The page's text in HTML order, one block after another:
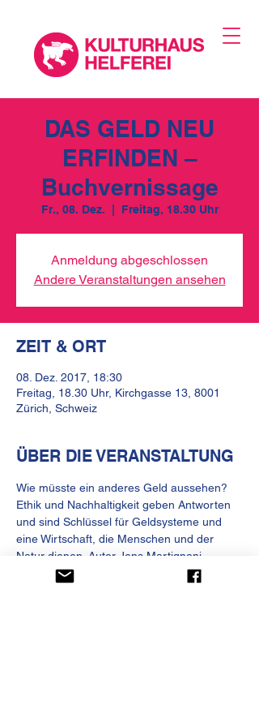
DAS GELD NEU
ERFINDEN –
Buchvernissage
Fr., 08. Dez. Freitag, 18.30 Uhr
Anmeldung abgeschlossen
Andere Veranstaltungen ansehen
ZEIT & ORT
08. Dez. 2017, 18:30
Freitag, 18.30 Uhr, Kirchgasse 13, 8001
Zürich, Schweiz
ÜBER DIE VERANSTALTUNG
Wie müsste ein anderes Geld aussehen?
Ethik und Nachhaltigkeit geben Antworten
und sind Schlüssel für Geldsysteme und
eine Wirtschaft, die Menschen und der
Natur dienen. Autor Jens Martignoni,
Ethiker und Nachhaltigkeitsexperte Thomas